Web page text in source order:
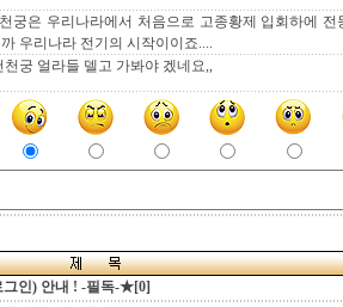
궁은 우리나라에서 처음으로 고종황제 입회하에 전
우리나라 전기의 시작이이죠....
천궁 얼라들 델고 가봐야 겠네요,,
인) 안내 ! -필독-★[0]